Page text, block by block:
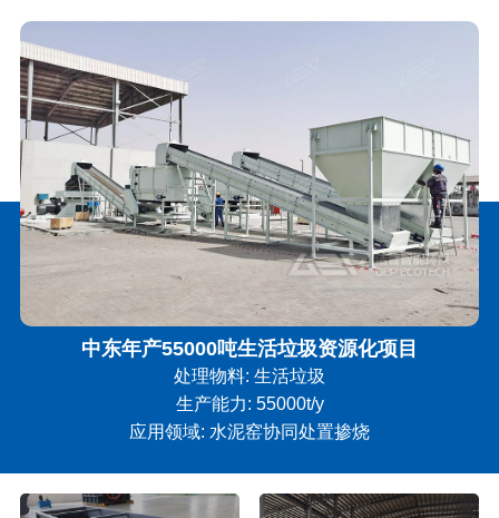
中东年产55000吨生活垃圾资源化项目
处理物料: 生活垃圾
生产能力: 55000t/y
应用领域: 水泥窑协同处置掺烧